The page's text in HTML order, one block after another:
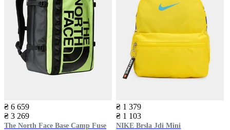
₴ 6 659
₴ 3 269
The North Face Base Camp Fuse
₴ 1 379
₴ 1 103
NIKE Brsla Jdi Mini